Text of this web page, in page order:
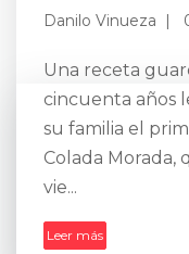
Danilo Vinueza
Una receta
cincuenta años
su familia el
Colada Morada,
vie...
Leer más